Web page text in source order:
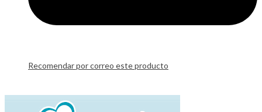
Recomendar por correo este producto